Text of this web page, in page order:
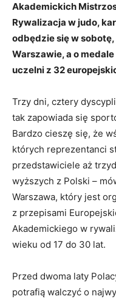
Akademickich
Rywalizacja w judo,
odbędzie się w
Warszawie, a o
uczelni z 32
Trzy dni, cztery
tak zapowiada się
Bardzo cieszę się, że
których reprezentanci
przedstawiciele aż
wyższych z Polski –
Warszawa, który jest
z przepisami
Akademickiego w
wieku od 17 do 30 lat.
Przed dwoma laty
potrafią walczyć o